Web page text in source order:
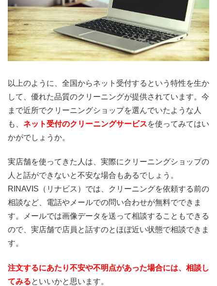
以上のように、全国からネット受付するという特性を生か
して、優れた品質のクリーニングが提供されています。今
まで近所でクリーニングショップを選んでいたような人
も、 ネット受付のクリーニングサービスを使ってみてはい
かがでしょうか。
実店舗を使ってきた人は、実際にクリーニングショップの
人と話ができないと不安な場合もあるでしょう。
RINAVIS（リナビス）では、クリーニングを依頼する前の
相談など、電話やメールでの問い合わせが無料でできま
す。メールでは画像データを送って相談することもできる
ので、実店舗で店員と話すのとほぼ近い状態で相談できま
す。
注文するにあたり不安や不明点があった場合には、相談し
てみるといいかと思います。